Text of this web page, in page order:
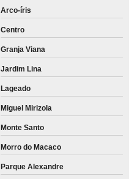
Arco-íris
Centro
Granja Viana
Jardim Lina
Lageado
Miguel Mirizola
Monte Santo
Morro do Macaco
Parque Alexandre